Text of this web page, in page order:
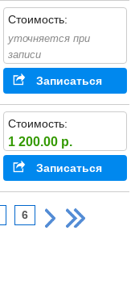
Стоимость:
уточняется при
записи
Записаться
Стоимость:
1 200.00 р.
Записаться
6